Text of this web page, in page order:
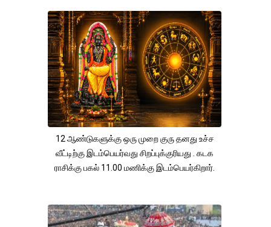
12 ஆண்டுகளுக்கு ஒரு முறை குரு தனது உச்ச
வீட்டிற்கு இடம்பெயர்வது சிறப்புக்குரியது . கடக
ராசிக்கு பகல் 11.00 மணிக்கு இடம்பெயர்கிறார்.